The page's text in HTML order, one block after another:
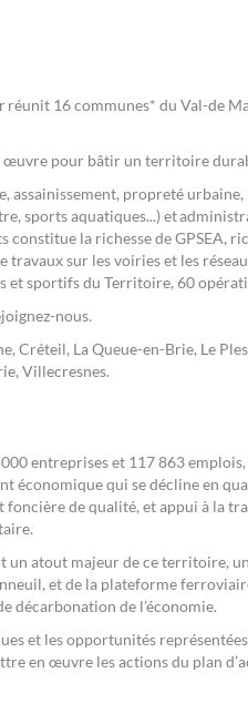
16 communes* du Val-de
œuvre pour bâtir un territoire
assainissement, propreté
sports aquatiques...) et
constitue la richesse de GPSEA,
sur les voiries et les
sportifs du Territoire, 60
nous.
La Queue-en-Brie, Le
Villecresnes.
entreprises et 117 863
économique qui se décline en
de qualité, et appui à la
un atout majeur de ce
et de la plateforme
décarbonation de l’économie.
et les opportunités
en œuvre les actions du plan